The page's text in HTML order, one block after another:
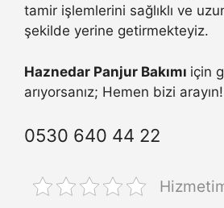
tamir işlemlerini sağlıklı ve
şekilde yerine getirmekteyiz.
Haznedar Panjur Bakımı için
arıyorsanız; Hemen bizi arayın!
0530 640 44 22